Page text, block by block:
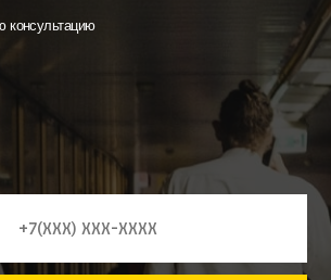
консультацию